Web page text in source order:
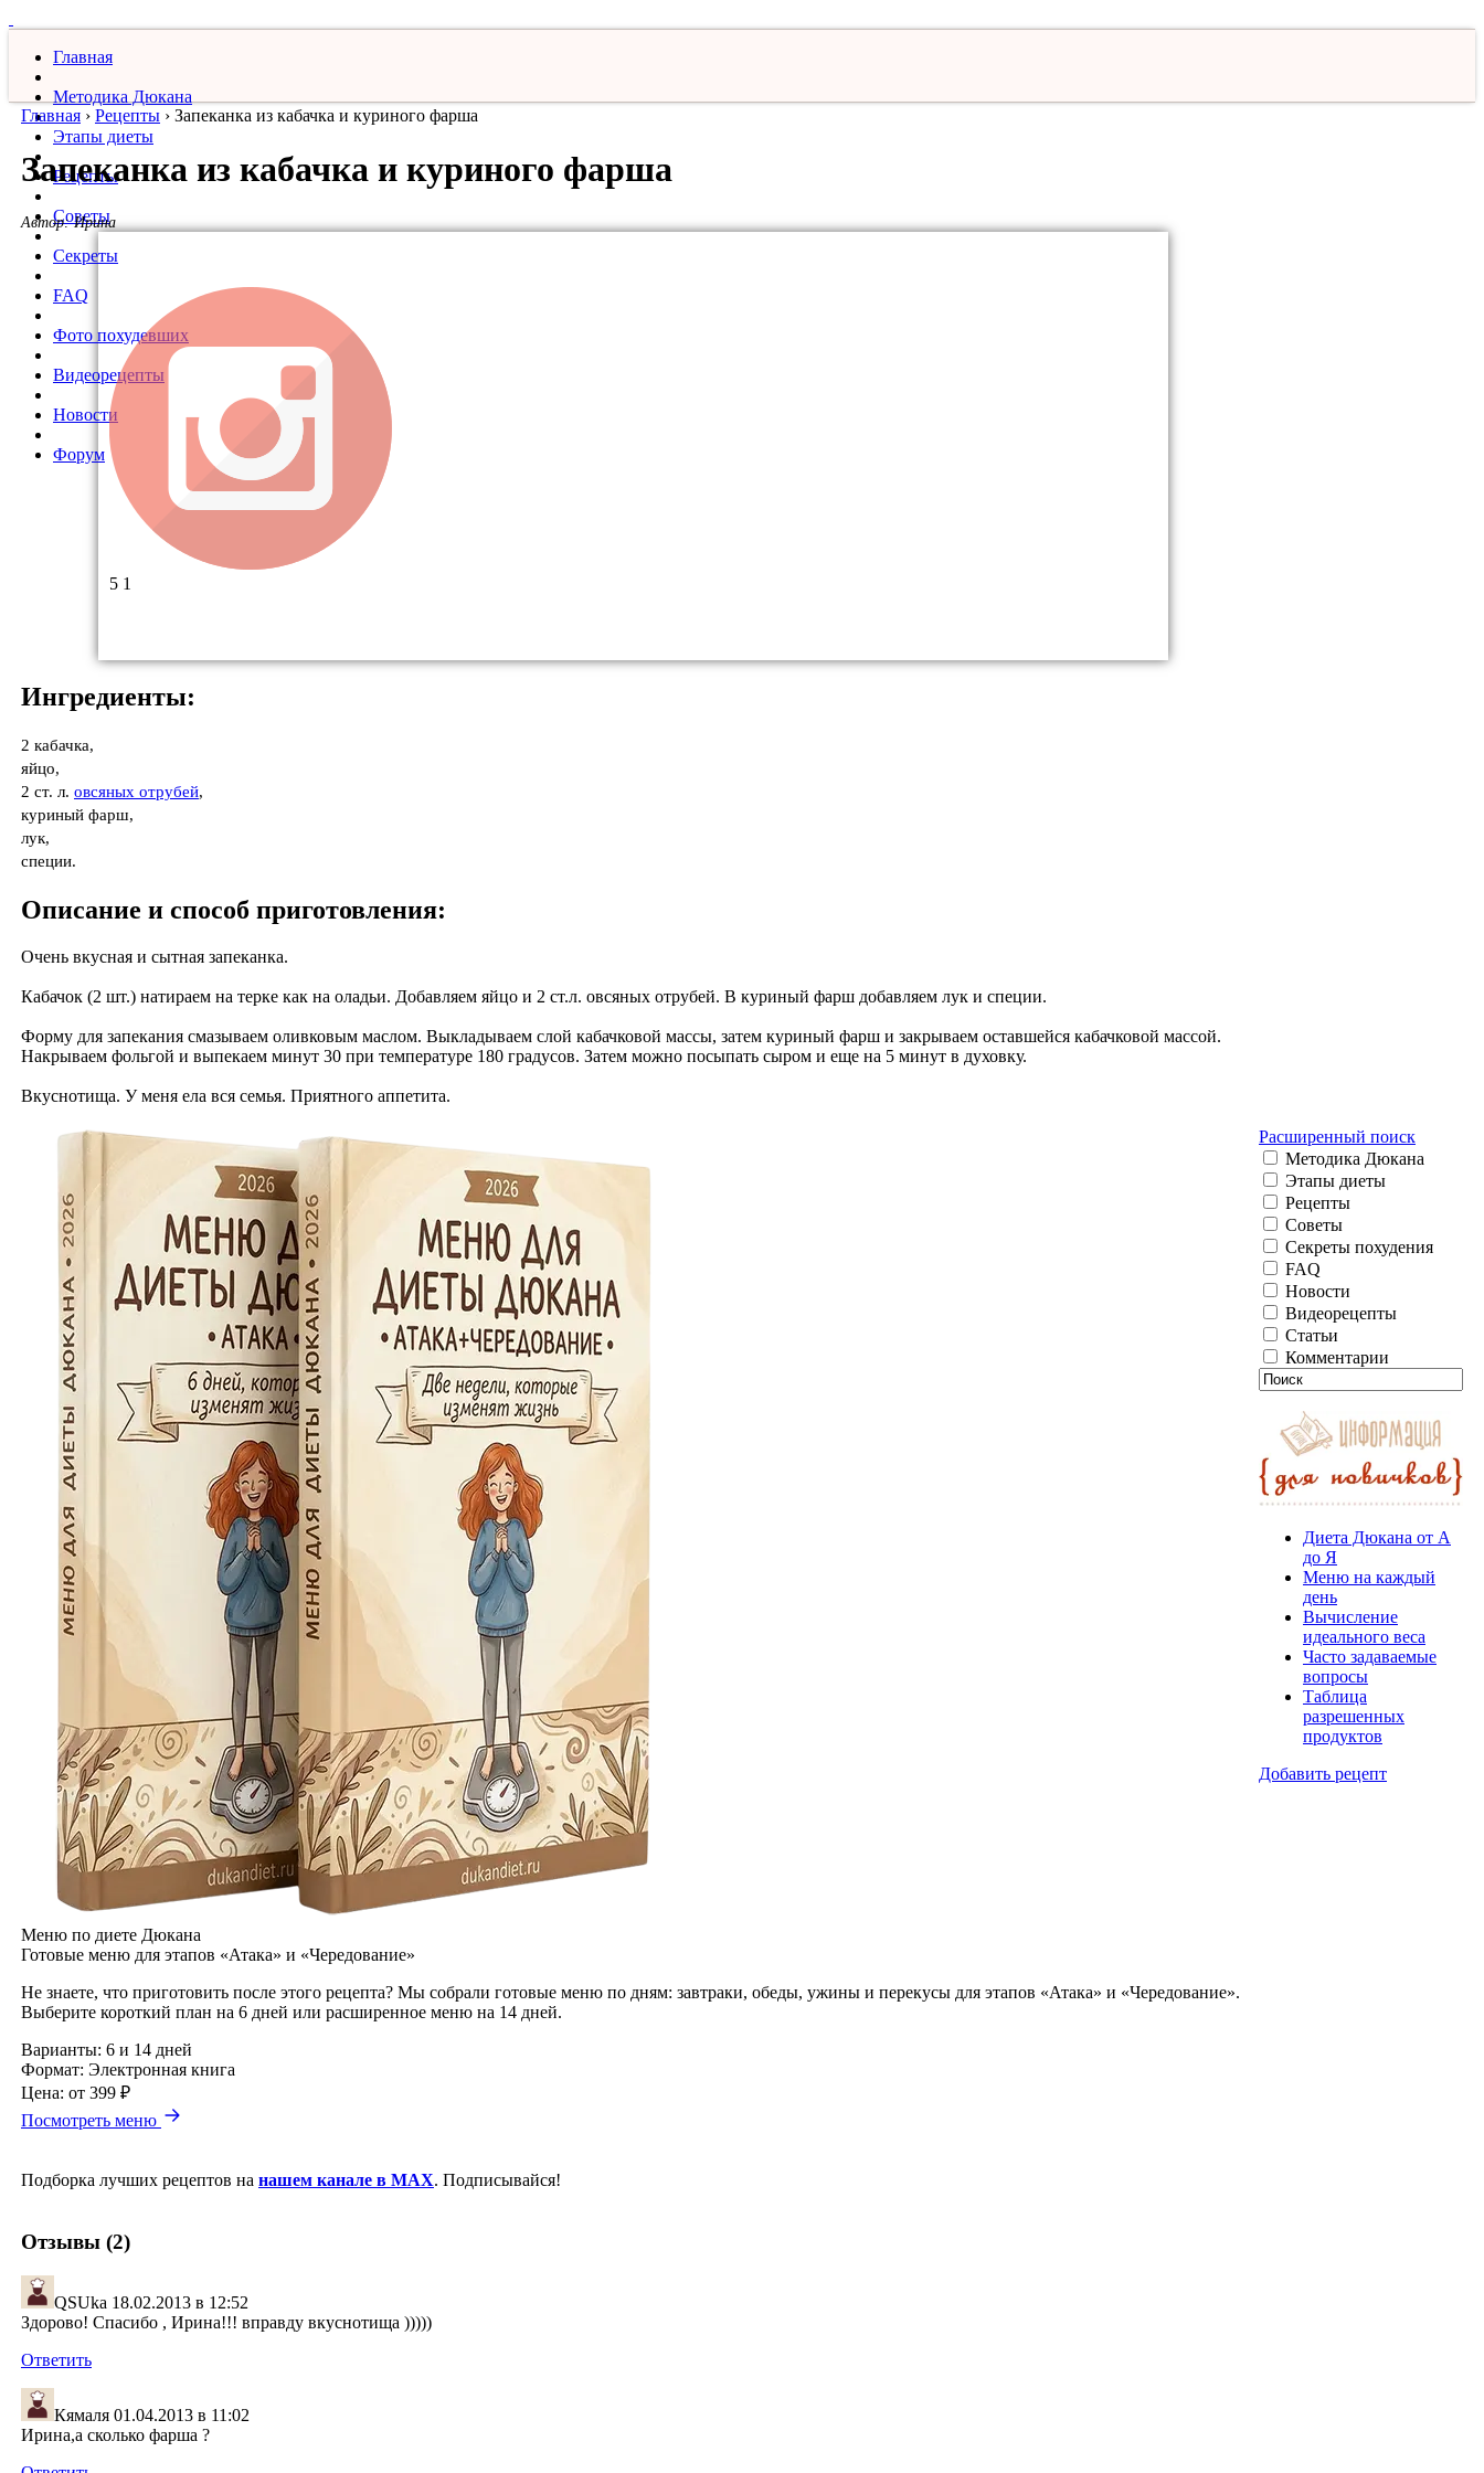
Главная
Методика Дюкана
Этапы диеты
Рецепты
Советы
Секреты
FAQ
Фото похудевших
Видеорецепты
Новости
Форум
Главная › Рецепты › Запеканка из кабачка и куриного фарша
Запеканка из кабачка и куриного фарша
Автор:Ирина
5 1
Ингредиенты:
2 кабачка,
яйцо,
2 ст. л. овсяных отрубей,
куриный фарш,
лук,
специи.
Описание и способ приготовления:
Очень вкусная и сытная запеканка.
Кабачок (2 шт.) натираем на терке как на оладьи. Добавляем яйцо и 2 ст.л. овсяных отрубей. В куриный фарш добавляем лук и специи.
Форму для запекания смазываем оливковым маслом. Выкладываем слой кабачковой массы, затем куриный фарш и закрываем оставшейся кабачковой массой.
Накрываем фольгой и выпекаем минут 30 при температуре 180 градусов. Затем можно посыпать сыром и еще на 5 минут в духовку.
Вкуснотища. У меня ела вся семья. Приятного аппетита.
Меню по диете Дюкана
Готовые меню для этапов «Атака» и «Чередование»
Не знаете, что приготовить после этого рецепта? Мы собрали готовые меню по дням: завтраки, обеды, ужины и перекусы для этапов «Атака» и «Чередование».
Выберите короткий план на 6 дней или расширенное меню на 14 дней.
Варианты: 6 и 14 дней
Формат: Электронная книга
Цена: от 399 ₽
Посмотреть меню
Подборка лучших рецептов на нашем канале в MAX. Подписывайся!
Отзывы (2)
QSUka 18.02.2013 в 12:52
Здорово! Спасибо , Ирина!!! вправду вкуснотища )))))
Ответить
Кямаля 01.04.2013 в 11:02
Ирина,а сколько фарша ?
Расширенный поиск
Методика Дюкана
Этапы диеты
Рецепты
Советы
Секреты похудения
FAQ
Новости
Видеорецепты
Статьи
Комментарии
Диета Дюкана от А
до Я
Меню на каждый
день
Вычисление
идеального веса
Часто задаваемые
вопросы
Таблица
разрешенных
продуктов
Добавить рецепт